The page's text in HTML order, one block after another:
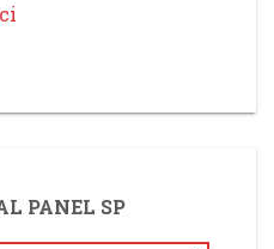
PANEL SP